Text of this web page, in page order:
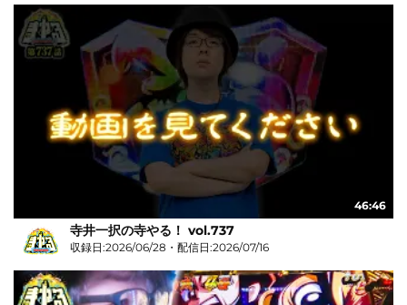
46:46
寺井一択の寺やる！ vol.737
収録日:2026/06/28・配信日:2026/07/16